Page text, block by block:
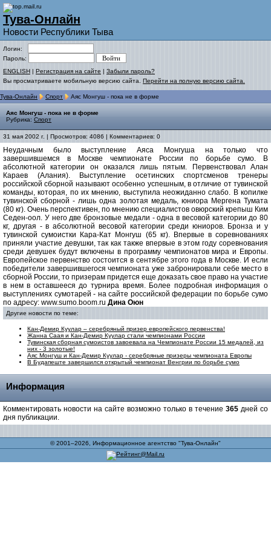
Тува-Онлайн
Новости Республики Тыва
Логин:
Пароль:
ENGLISH | Регистрация на сайте | Забыли пароль?
Вы просматриваете мобильную версию сайта. Перейти на полную версию сайта.
Тува-Онлайн Спорт Аяс Монгуш - пока не в форме
Аяс Монгуш - пока не в форме
Рубрика: Спорт
31 мая 2002 г. | Просмотров: 4086 | Комментариев: 0
Неудачным было выступление Аяса Монгуша на только что
завершившемся в Москве чемпионате России по борьбе сумо. В
абсолютной категории он оказался лишь пятым. Первенствовал Алан
Караев (Алания). Выступление осетинских спортсменов тренеры
российской сборной называют особенно успешным, в отличие от тувинской
команды, которая, по их мнению, выступила неожиданно слабо. В копилке
тувинской сборной - лишь одна золотая медаль, юниора Мергена Тумата
(80 кг). Очень перспективен, по мнению специалистов овюрский крепыш Ким
Седен-оол. У него две бронзовые медали - одна в весовой категории до 80
кг, другая - в абсолютной весовой категории среди юниоров. Бронза и у
тувинской сумоистки Кара-Кат Монгуш (65 кг). Впервые в соревнованиях
приняли участие девушки, так как также впервые в этом году соревнования
среди девушек будут включены в программу чемпионатов мира и Европы.
Европейское первенство состоится в сентябре этого года в Москве. И если
победители завершившегося чемпионата уже забронировали себе место в
сборной России, то призерам придется еще доказать свое право на участие
в нем в оставшееся до турнира время. Более подробная информация о
выступлениях сумотарей - на сайте российской федерации по борьбе сумо
по адресу: www.sumo.boom.ru Дина Оюн
Другие новости по теме:
Кан-Демир Куулар – серебряный призер европейского первенства!
Жанна Саая и Кан-Демир Куулар стали чемпионами России
Тувинская сборная сумоистов завоевала на Чемпионате России 15 медалей, из
них - 3 золотые!
Аяс Монгуш и Кан-Демир Куулар - серебряные призеры чемпионата Европы
В Будапеште завершился открытый чемпионат Венгрии по борьбе сумо
Информация
Комментировать новости на сайте возможно только в течение 365 дней со
дня публикации.
© 2001–2026, Информационное агентство "Тува-Онлайн"